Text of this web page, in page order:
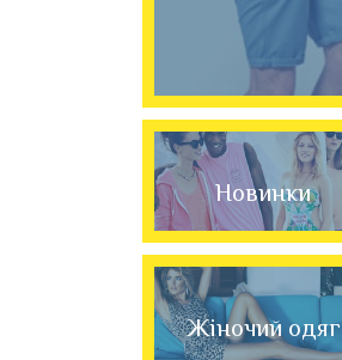
Новинки
Жіночий одяг